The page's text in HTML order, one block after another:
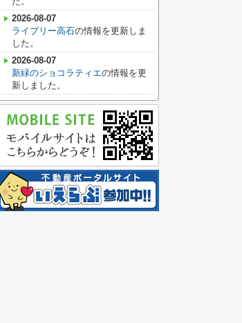
2026-08-07
ライブリー高石の情報を更新しま
した。
2026-08-07
新緑のショコラティエの情報を更
新しました。